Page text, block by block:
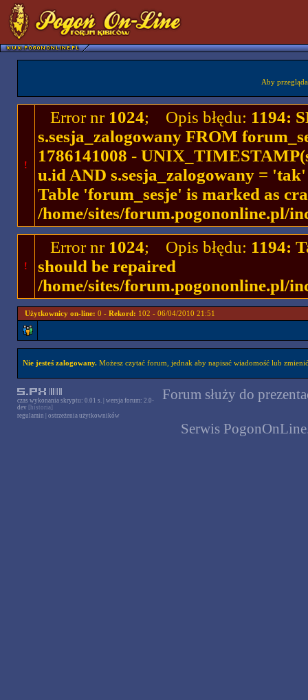
Aby
!
Error nr 1024; Opis błędu: 1194:
s.sesja_zalogowany FROM
1786141008 -
u.id AND s.sesja_zalogowany =
Table 'forum_sesje' is marked as
/home/sites/forum.pogononline.pl/
!
Error nr 1024; Opis błędu: 1194:
should be repaired
/home/sites/forum.pogononline.pl/
Użytkownicy on-line: 0 - Rekord: 102 - 06/04/2010 21:51
Nie jesteś zalogowany.Możesz czytać forum, jednak aby napisać wiadomość lub
czas wykonania skryptu: 0.01 s. | wersja forum: 2.0-
dev [historia]
regulamin
ostrzeżenia użytkowników
Forum służy do
Serwis